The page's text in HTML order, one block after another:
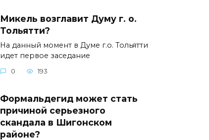
Микель возглавит Думу г. о.
Тольятти?
На данный момент в Думе г.о. Тольятти
идет первое заседание
0 193
Формальдегид может стать
причиной серьезного
скандала в Шигонском
районе?